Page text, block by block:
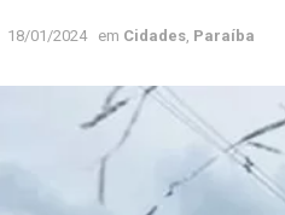
18/01/2024 em Cidades, Paraíba